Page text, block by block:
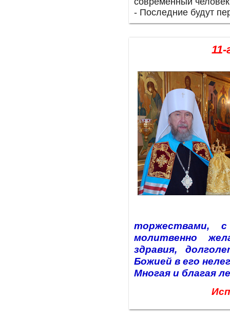
- Последние будут
торжествами,
молитвенно
здравия,
Божией в его
Многая и благая